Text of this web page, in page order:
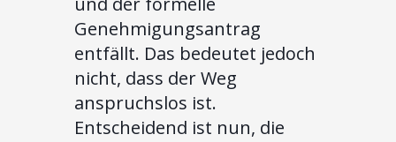
Genehmigungsantrag
entfällt. Das bedeutet jedoch
nicht, dass der Weg
anspruchslos ist.
Entscheidend ist nun, die